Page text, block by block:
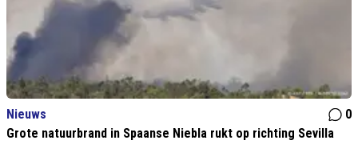
Nieuws
0
Grote natuurbrand in Spaanse Niebla rukt op richting Sevilla